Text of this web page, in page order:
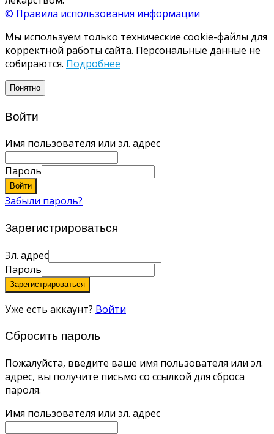
© Правила использования информации
Мы используем только технические cookie-файлы для
корректной работы сайта. Персональные данные не
собираются. Подробнее
Понятно
Войти
Имя пользователя или эл. адрес
Пароль
Войти
Забыли пароль?
Зарегистрироваться
Эл. адрес
Пароль
Зарегистрироваться
Уже есть аккаунт? Войти
Сбросить пароль
Пожалуйста, введите ваше имя пользователя или эл.
адрес, вы получите письмо со ссылкой для сброса
пароля.
Имя пользователя или эл. адрес